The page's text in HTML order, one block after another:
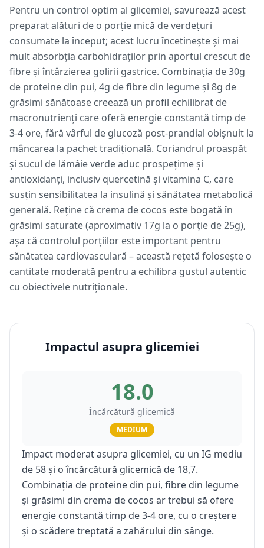
Pentru un control optim al glicemiei, savurează acest
preparat alături de o porție mică de verdețuri
consumate la început; acest lucru încetinește și mai
mult absorbția carbohidraților prin aportul crescut de
fibre și întârzierea golirii gastrice. Combinația de 30g
de proteine din pui, 4g de fibre din legume și 8g de
grăsimi sănătoase creează un profil echilibrat de
macronutrienți care oferă energie constantă timp de
3-4 ore, fără vârful de glucoză post-prandial obișnuit la
mâncarea la pachet tradițională. Coriandrul proaspăt
și sucul de lămâie verde aduc prospețime și
antioxidanți, inclusiv quercetină și vitamina C, care
susțin sensibilitatea la insulină și sănătatea metabolică
generală. Reține că crema de cocos este bogată în
grăsimi saturate (aproximativ 17g la o porție de 25g),
așa că controlul porțiilor este important pentru
sănătatea cardiovasculară – această rețetă folosește o
cantitate moderată pentru a echilibra gustul autentic
cu obiectivele nutriționale.
Impactul asupra glicemiei
18.0
Încărcătură glicemică
MEDIUM
Impact moderat asupra glicemiei, cu un IG mediu
de 58 și o încărcătură glicemică de 18,7.
Combinația de proteine din pui, fibre din legume
și grăsimi din crema de cocos ar trebui să ofere
energie constantă timp de 3-4 ore, cu o creștere
și o scădere treptată a zahărului din sânge.